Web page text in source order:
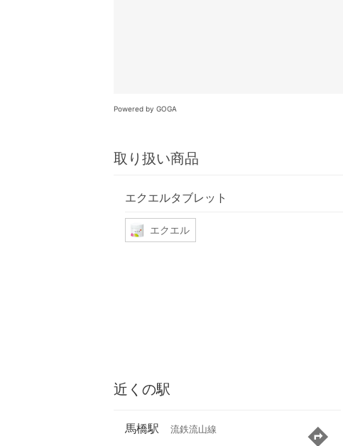
Powered by GOGA
取り扱い商品
エクエルタブレット
エクエル
近くの駅
馬橋駅 流鉄流山線